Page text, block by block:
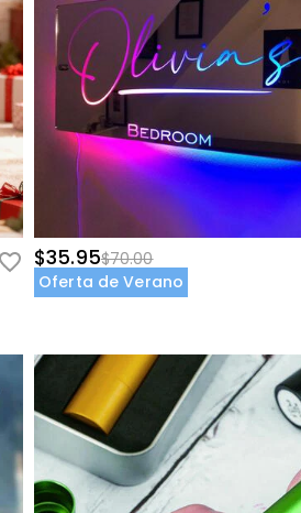
$35.95$70.00
Oferta de Verano